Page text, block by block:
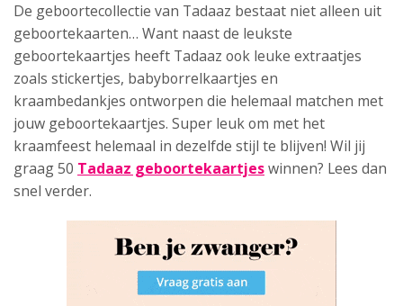
De geboortecollectie van Tadaaz bestaat niet alleen uit
geboortekaarten… Want naast de leukste
geboortekaartjes heeft Tadaaz ook leuke extraatjes
zoals stickertjes, babyborrelkaartjes en
kraambedankjes ontworpen die helemaal matchen met
jouw geboortekaartjes. Super leuk om met het
kraamfeest helemaal in dezelfde stijl te blijven! Wil jij
graag 50 Tadaaz geboortekaartjeswinnen? Lees dan
snel verder.